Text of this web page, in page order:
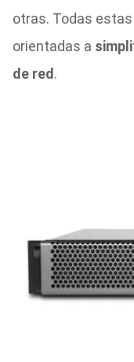
otras. Todas
orientadas a
de red .